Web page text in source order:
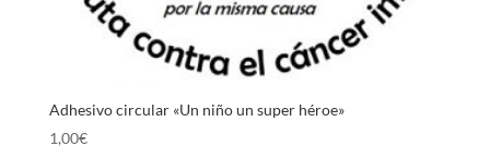
Adhesivo circular «Un niño un super héroe»
1,00€